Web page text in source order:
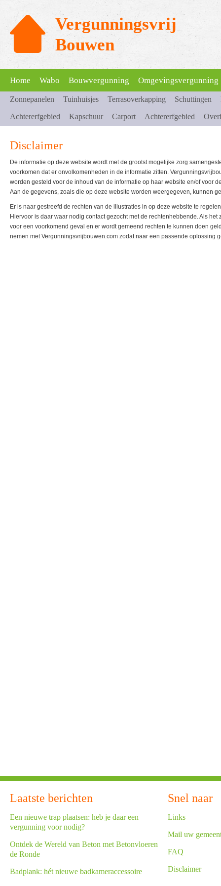
Vergunningsvrij
Bouwen
Home Wabo Bouwvergunning Omgevingsvergunning
Zonnepanelen Tuinhuisjes Terrasoverkapping Schuttingen
Achtererfgebied Kapschuur Carport Achtererfgebied
Disclaimer
De informatie op deze website wordt met de grootst mogelijke zorg
voorkomen dat er onvolkomenheden in de informatie zitten.
worden gesteld voor de inhoud van de informatie op haar website en/of voor
Aan de gegevens, zoals die op deze website worden weergegeven, kunnen
Er is naar gestreefd de rechten van de illustraties in op deze website te
Hiervoor is daar waar nodig contact gezocht met de rechtenhebbende. Als het
voor een voorkomend geval en er wordt gemeend rechten te kunnen doen
nemen met Vergunningsvrijbouwen.com zodat naar een passende oplossing
Laatste berichten
Een nieuwe trap plaatsen: heb je daar een
vergunning voor nodig?
Ontdek de Wereld van Beton met Betonvloeren
de Ronde
Badplank: hét nieuwe badkameraccessoire
Snel naar
Links
Mail uw
FAQ
Disclaimer